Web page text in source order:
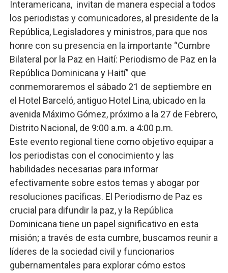
Interamericana, invitan de manera especial a todos
los periodistas y comunicadores, al presidente de la
República, Legisladores y ministros, para que nos
honre con su presencia en la importante “Cumbre
Bilateral por la Paz en Haití: Periodismo de Paz en la
República Dominicana y Haití” que
conmemoraremos el sábado 21 de septiembre en
el Hotel Barceló, antiguo Hotel Lina, ubicado en la
avenida Máximo Gómez, próximo a la 27 de Febrero,
Distrito Nacional, de 9:00 a.m. a 4:00 p.m.
Este evento regional tiene como objetivo equipar a
los periodistas con el conocimiento y las
habilidades necesarias para informar
efectivamente sobre estos temas y abogar por
resoluciones pacíficas. El Periodismo de Paz es
crucial para difundir la paz, y la República
Dominicana tiene un papel significativo en esta
misión; a través de esta cumbre, buscamos reunir a
líderes de la sociedad civil y funcionarios
gubernamentales para explorar cómo estos